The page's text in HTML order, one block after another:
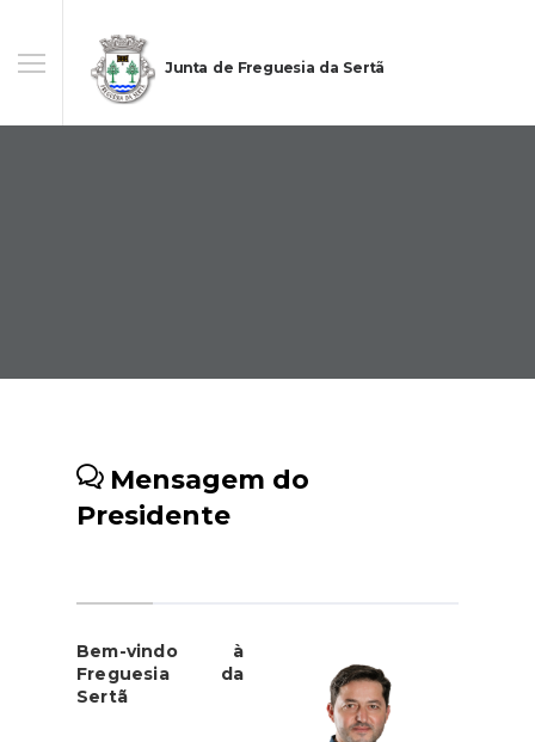
Junta de Freguesia da Sertã
Mensagem do
Presidente
Bem-vindo à
Freguesia da
Sertã